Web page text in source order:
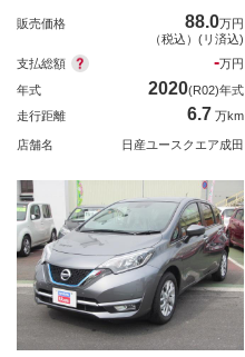
販売価格 88.0万円
（税込）(リ済込)
支払総額
-万円
年式
2020(R02)年式
走行距離
6.7 万km
店舗名 日産ユースクエア成田